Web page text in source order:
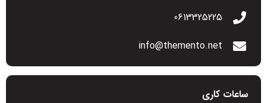
0613325225
info@themento.net
ساعات کاری